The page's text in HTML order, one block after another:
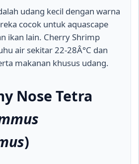
udang kecil dengan warna
cocok untuk aquascape
ikan lain. Cherry Shrimp
air sekitar 22-28Â°C dan
makanan khusus udang.
Nose Tetra
)